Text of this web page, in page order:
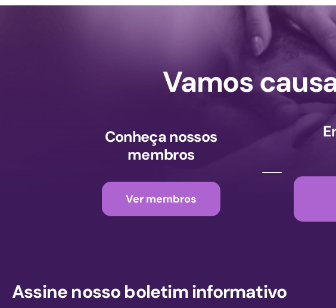
Vamos
Conheça nossos
membros
Ver membros
Assine nosso boletim informativo